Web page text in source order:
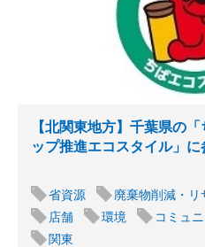
【北関東地方】千葉県の
ップ推進エコスタイル」
省資源 廃棄物削減・リ
店舗
環境
コミュ
関東